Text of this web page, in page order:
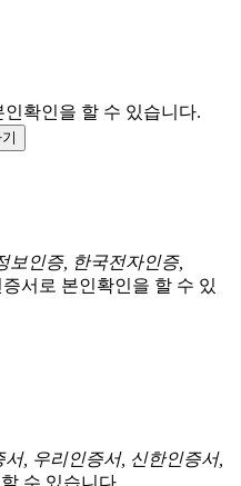
인확인을 할 수 있습니다.
보인증, 한국전자인증,
서로 본인확인을 할 수 있
서, 우리인증서, 신한인증서,